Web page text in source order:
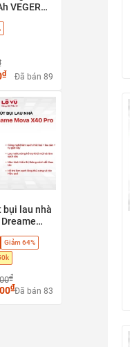
VEGER
có
find
₫ Đã bán 89
bụi lau nhà
sàn + tự
Phù hợp
sàn gỗ,
Giảm 64%
₫
₫Đã bán 83